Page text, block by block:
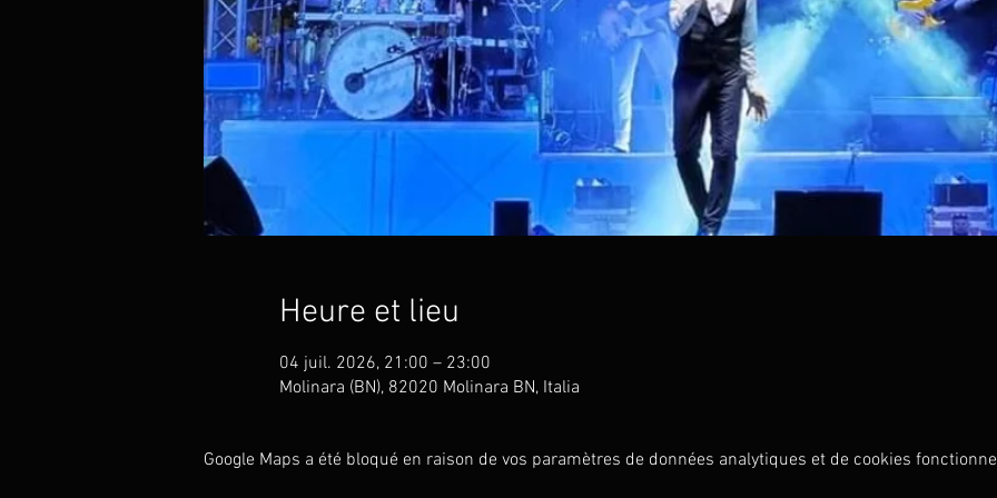
Heure et lieu
04 juil. 2026, 21:00 – 23:00
Molinara (BN), 82020 Molinara BN, Italia
Google Maps a été bloqué en raison de vos paramètres de données analytiques et de cookies